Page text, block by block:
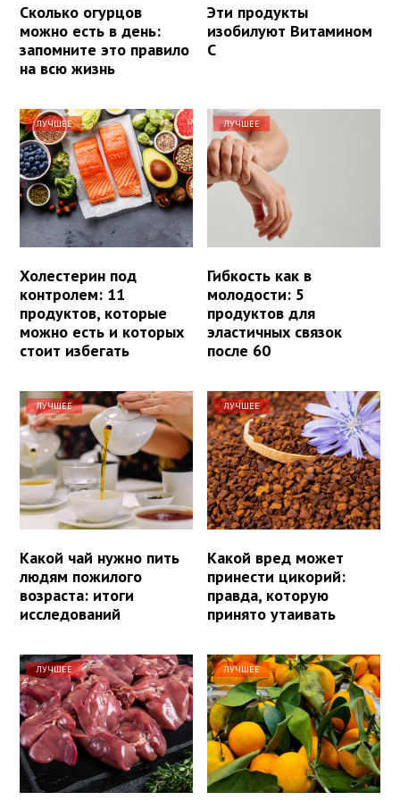
Сколько огурцов
можно есть в день:
запомните это правило
на всю жизнь
Эти продукты
изобилуют Витамином
С
ЛУЧШЕЕ
Холестерин под
контролем: 11
продуктов, которые
можно есть и которых
стоит избегать
ЛУЧШЕЕ
Гибкость как в
молодости: 5
продуктов для
эластичных связок
после 60
ЛУЧШЕЕ
Какой чай нужно пить
людям пожилого
возраста: итоги
исследований
ЛУЧШЕЕ
Какой вред может
принести цикорий:
правда, которую
принято утаивать
ЛУЧШЕЕ ЛУЧШЕЕ